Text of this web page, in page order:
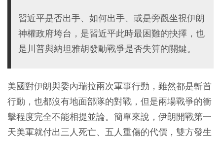
習近平是否出手、如何出手、或是旁觀坐視伊朗
神權政府垮台，是習近平此時最困難的抉擇，也
是川普與納坦雅胡發動戰爭是否失算的關鍵。
美國對伊朗與委內瑞拉兩次軍事行動，雖然都是斬首
行動，也都沒有地面部隊的對戰，但是兩場戰爭的衝
擊程度完全不能相提並論。簡單來說，伊朗開戰第一
天美軍就付出三人死亡、五人重傷的代價，雙方發生